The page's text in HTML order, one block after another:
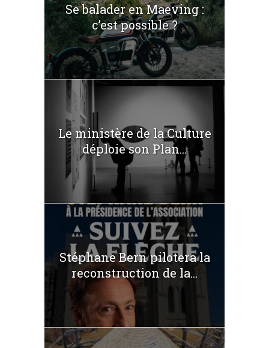
Se balader en Maeving :
c’est possible ?
Le ministère de la Culture
déploie son Plan...
Stéphane Bern pilotera la
reconstruction de la...